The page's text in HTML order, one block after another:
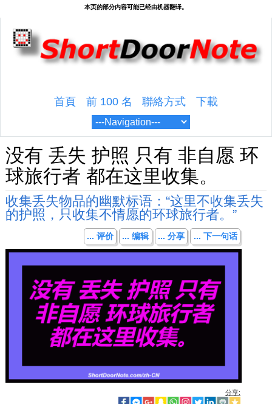
首頁 前 100 名 聯絡方式 下載
没有 丢失 护照 只有 非自愿 环
球旅行者 都在这里收集。
收集丢失物品的幽默标语：“这里不收集丢失
的护照，只收集不情愿的环球旅行者。”
... 评价 ... 编辑 ... 分享 ... 下一句话
分享: